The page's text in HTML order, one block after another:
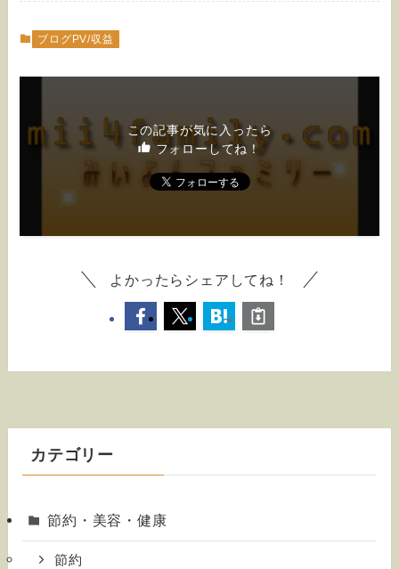
ブログPV/収益
この記事が気に入ったら
フォローしてね！
よかったらシェアしてね！
カテゴリー
節約・美容・健康
節約